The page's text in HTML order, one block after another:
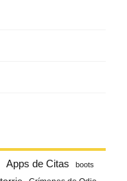
Apps de Citas boots